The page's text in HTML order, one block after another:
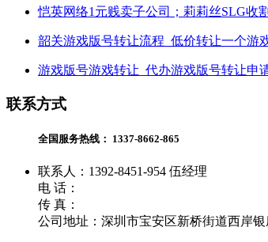
恺英网络1元贱卖子公司；莉莉丝SLG收
韶关游戏版号转让流程_低价转让一个游
游戏版号游戏转让_代办游戏版号转让申
联系方式
全国服务热线： 1337-8662-865
联系人：1392-8451-954 伍经理
电 话：
传 真：
公司地址：深圳市宝安区新桥街道西岸银